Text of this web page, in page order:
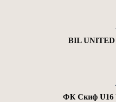
BIL
ФК Скиф